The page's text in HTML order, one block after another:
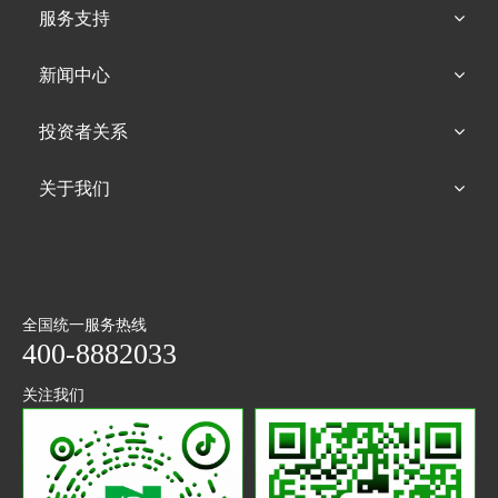
服务支持
新闻中心
投资者关系
关于我们
全国统一服务热线
400-8882033
关注我们